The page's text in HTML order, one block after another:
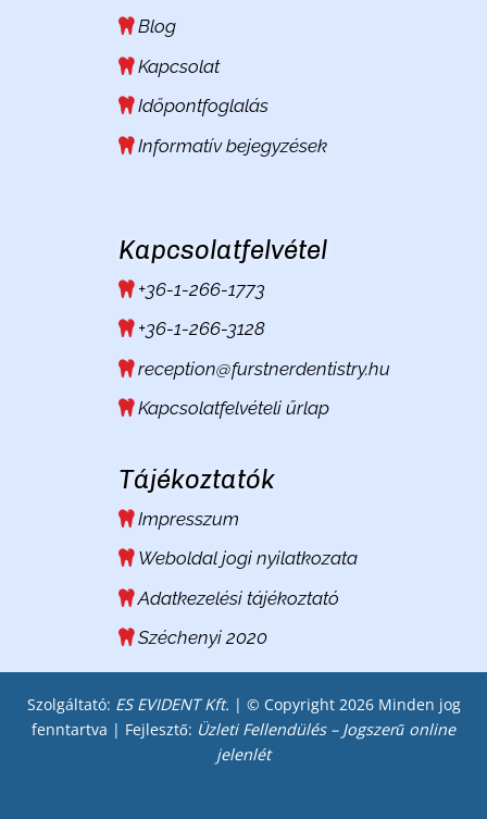
Blog
Kapcsolat
Időpontfoglalás
Informatív bejegyzések
Kapcsolatfelvétel
+36-1-266-1773
+36-1-266-3128
reception@furstnerdentistry.hu
Kapcsolatfelvételi űrlap
Tájékoztatók
Impresszum
Weboldal jogi nyilatkozata
Adatkezelési tájékoztató
Széchenyi 2020
Szolgáltató: ES EVIDENT Kft. | © Copyright 2026 Minden jog
fenntartva | Fejlesztő: Üzleti Fellendülés – Jogszerű online
jelenlét